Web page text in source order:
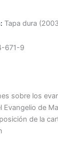
: Tapa dura
671-9
sobre los
Evangelio de
de la